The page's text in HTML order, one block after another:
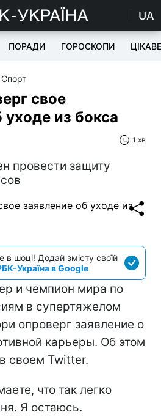
UA
ПОРАДИ ГОРОСКОПИ ЦІКАВЕ
Спорт
свое
уходе из бокса
1 хв
провести защиту
в шоці! Додай змісту своїй
Україна в Google
и чемпион мира по
в супертяжелом
опроверг заявление о
карьеры. Об этом
своем Twitter.
что так легко
Я остаюсь.